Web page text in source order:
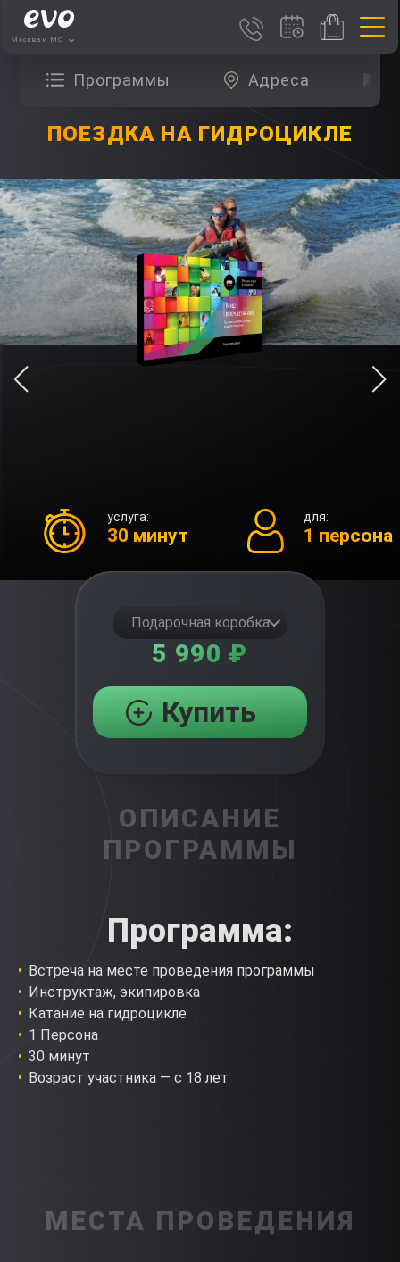
Москва и МО
Программы Адреса
ПОЕЗДКА НА ГИДРОЦИКЛЕ
услуга:
30 минут
для:
1 персона
Подарочная коробка
5 990 ₽
Купить
ОПИСАНИЕ
ПРОГРАММЫ
Программа:
Встреча на месте проведения программы
Инструктаж, экипировка
Катание на гидроцикле
1 Персона
30 минут
Возраст участника — с 18 лет
МЕСТА ПРОВЕДЕНИЯ